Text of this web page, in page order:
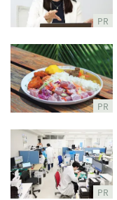
PR
PR
PR